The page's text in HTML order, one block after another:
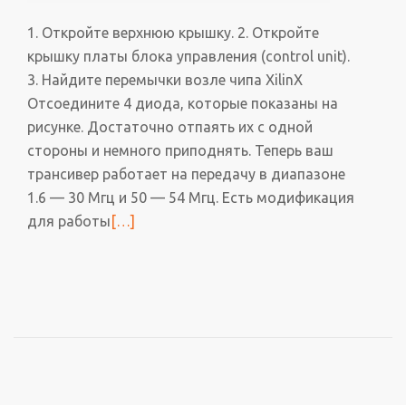
1. Откройте верхнюю крышку. 2. Откройте
крышку платы блока управления (control unit).
3. Найдите перемычки возле чипа XilinX
Отсоедините 4 диода, которые показаны на
рисунке. Достаточно отпаять их с одной
стороны и немного приподнять. Теперь ваш
трансивер работает на передачу в диапазоне
1.6 — 30 Мгц и 50 — 54 Мгц. Есть модификация
для работы Читать
[…]